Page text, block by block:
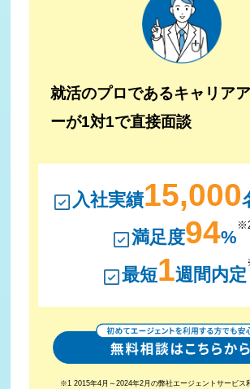
就活のプロであるキャリア
ーが1対1で直接面談
入社実績15,000
満足度94%
最短1週間内定
※1 2015年4月～2024年2月の弊社エージェントサービス